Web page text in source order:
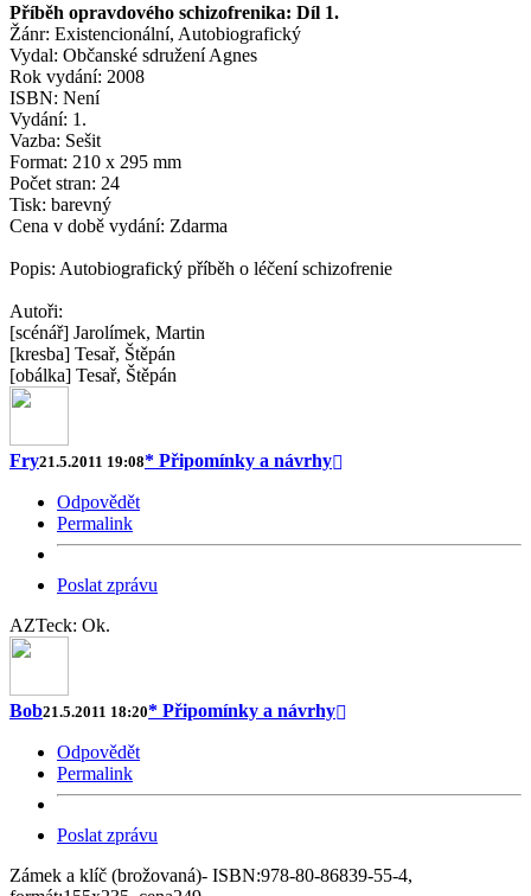
Příběh opravdového schizofrenika: Díl 1.
Žánr: Existencionální, Autobiografický
Vydal: Občanské sdružení Agnes
Rok vydání: 2008
ISBN: Není
Vydání: 1.
Vazba: Sešit
Format: 210 x 295 mm
Počet stran: 24
Tisk: barevný
Cena v době vydání: Zdarma
Popis: Autobiografický příběh o léčení schizofrenie
Autoři:
[scénář] Jarolímek, Martin
[kresba] Tesař, Štěpán
[obálka] Tesař, Štěpán
Fry21.5.2011 19:08* Připomínky a návrhy
Odpovědět
Permalink
Poslat zprávu
AZTeck: Ok.
Bob21.5.2011 18:20* Připomínky a návrhy
Odpovědět
Permalink
Poslat zprávu
Zámek a klíč (brožovaná)- ISBN:978-80-86839-55-4,